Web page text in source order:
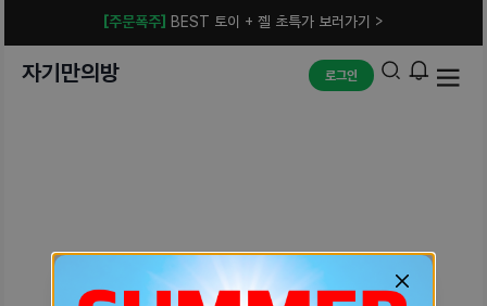
[주문폭주] BEST 토이 + 젤 초특가 보러가기 >
자기만의방 로그인